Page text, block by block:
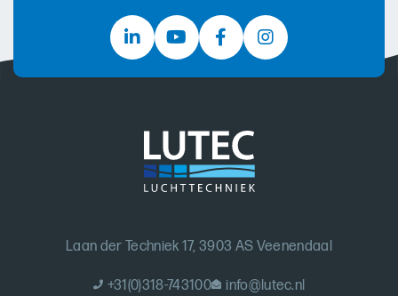
Laan der Techniek 17, 3903 AS Veenendaal
+31(0)318-743100 info@lutec.nl